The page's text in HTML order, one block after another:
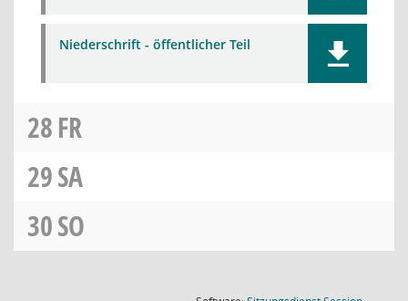
Niederschrift - öffentlicher Teil
28FR
29SA
30SO